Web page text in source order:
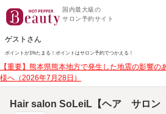
国内最大級の
サロン予約サイト
ゲストさん
ポイントが1%たまる！ ポイントはサロン予約でつかえる！
【重要】熊本県熊本地方で発生した地震の影響
様へ（2026年7月28日）
Hair salon SoLeiL【ヘア サロン